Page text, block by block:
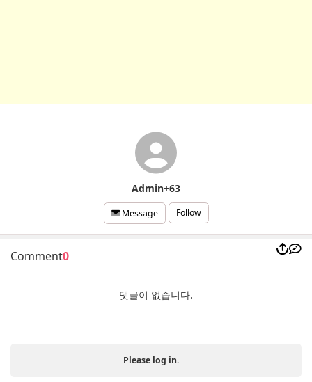
Admin+63
Message Follow
Comment0
댓글이 없습니다.
Please log in.